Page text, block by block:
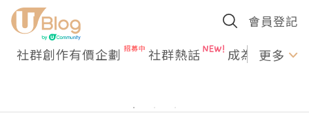
會員登記
社群創作有價企劃 社群熱話 成為U更多